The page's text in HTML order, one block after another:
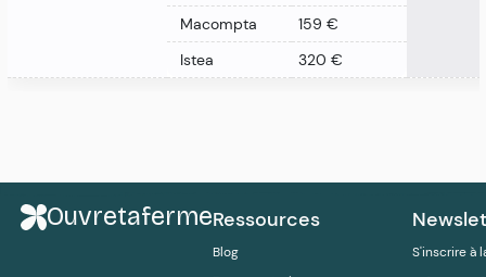
Macompta
159 €
Istea
320 €
OuvretafermeRessources
Blog
S'inscrire à